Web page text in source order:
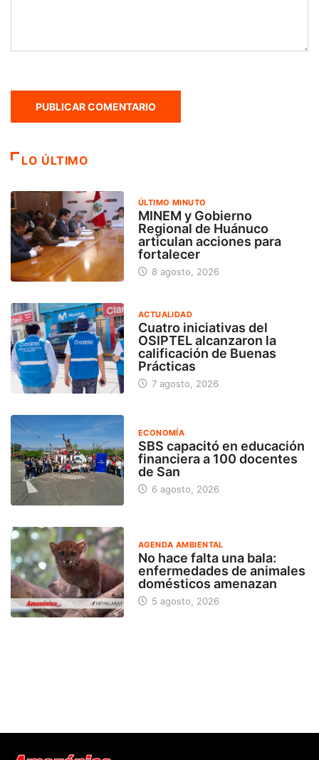
LO ÚLTIMO
ÚLTIMO MINUTO
MINEM y Gobierno
Regional de Huánuco
articulan acciones para
fortalecer
8 agosto, 2026
ACTUALIDAD
Cuatro iniciativas del
OSIPTEL alcanzaron la
calificación de Buenas
Prácticas
7 agosto, 2026
ECONOMÍA
SBS capacitó en educación
financiera a 100 docentes
de San
6 agosto, 2026
AGENDA AMBIENTAL
No hace falta una bala:
enfermedades de animales
domésticos amenazan
5 agosto, 2026